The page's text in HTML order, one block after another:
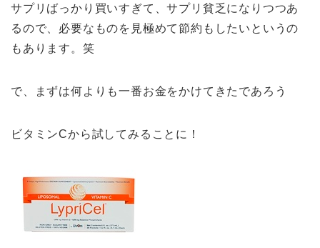
サプリばっかり買いすぎて、サプリ貧乏になりつつあ
るので、必要なものを見極めて節約もしたいというの
もあります。笑
で、まずは何よりも一番お金をかけてきたであろう
ビタミンCから試してみることに！